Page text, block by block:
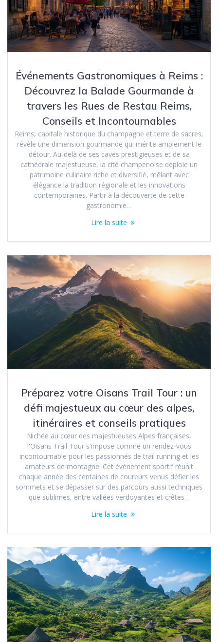
Événements Gastronomiques à Reims :
Découvrez la Balade Gourmande à
travers les Rues de Restau Reims,
Conseils et Incontournables
Reims, capitale historique du champagne et terre de sacres,
révèle une dimension gourmande qui mérite amplement le
détour. Au-delà de ses caves prestigieuses et de sa
cathédrale majestueuse, la cité champenoise déploie un
patrimoine culinaire riche et diversifié, mêlant avec
élégance la tradition régionale et les innovations
contemporaines. Partir à la découverte de cette
gastronomie…
Lire la suite
Préparez votre Oisans Trail Tour : un
défi majestueux au cœur des alpes,
itinéraires et conseils pratiques
Nichée au cœur des majestueuses Alpes françaises,
l'Oisans Trail Tour s'impose comme un rendez-vous
incontournable pour les passionnés de trail running et les
amateurs de montagne. Cet événement sportif réunit
chaque année des centaines de coureurs venus défier les
sommets et se dépasser sur des parcours aussi techniques
que sublimes, entre vallées verdoyantes et crêtes…
Lire la suite